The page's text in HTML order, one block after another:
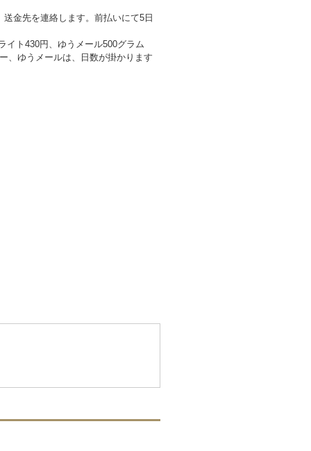
先を連絡します。前払いにて5日
イト430円、ゆうメール500グラム
、ゆうメールは、日数が掛かります